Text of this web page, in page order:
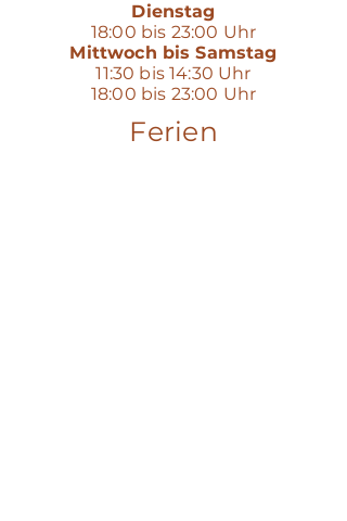
Dienstag
18:00 bis 23:00 Uhr
Mittwoch bis Samstag
11:30 bis 14:30 Uhr
18:00 bis 23:00 Uhr
Ferien